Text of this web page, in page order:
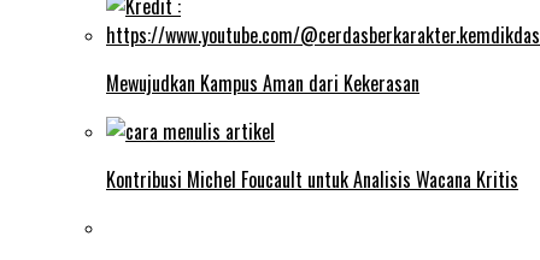
Mewujudkan Kampus Aman dari Kekerasan
Kontribusi Michel Foucault untuk Analisis Wacana Kritis